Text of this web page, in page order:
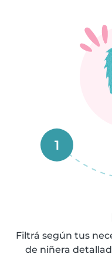
1
Filtrá según tus
de niñera